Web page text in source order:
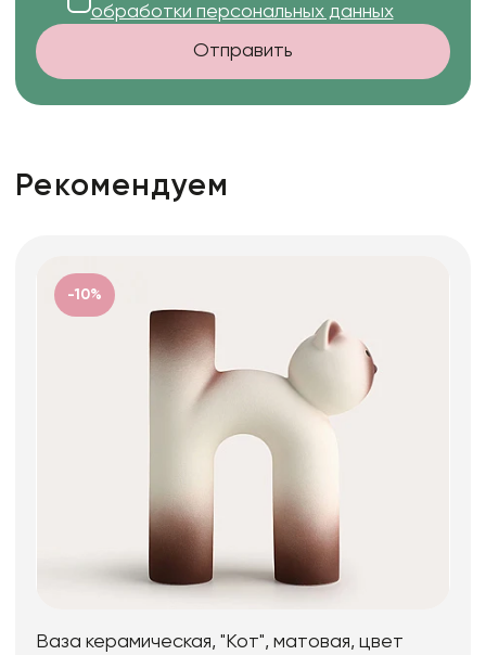
обработки персональных данных
Отправить
Рекомендуем
-10%
Ваза керамическая, "Кот", матовая, цвет